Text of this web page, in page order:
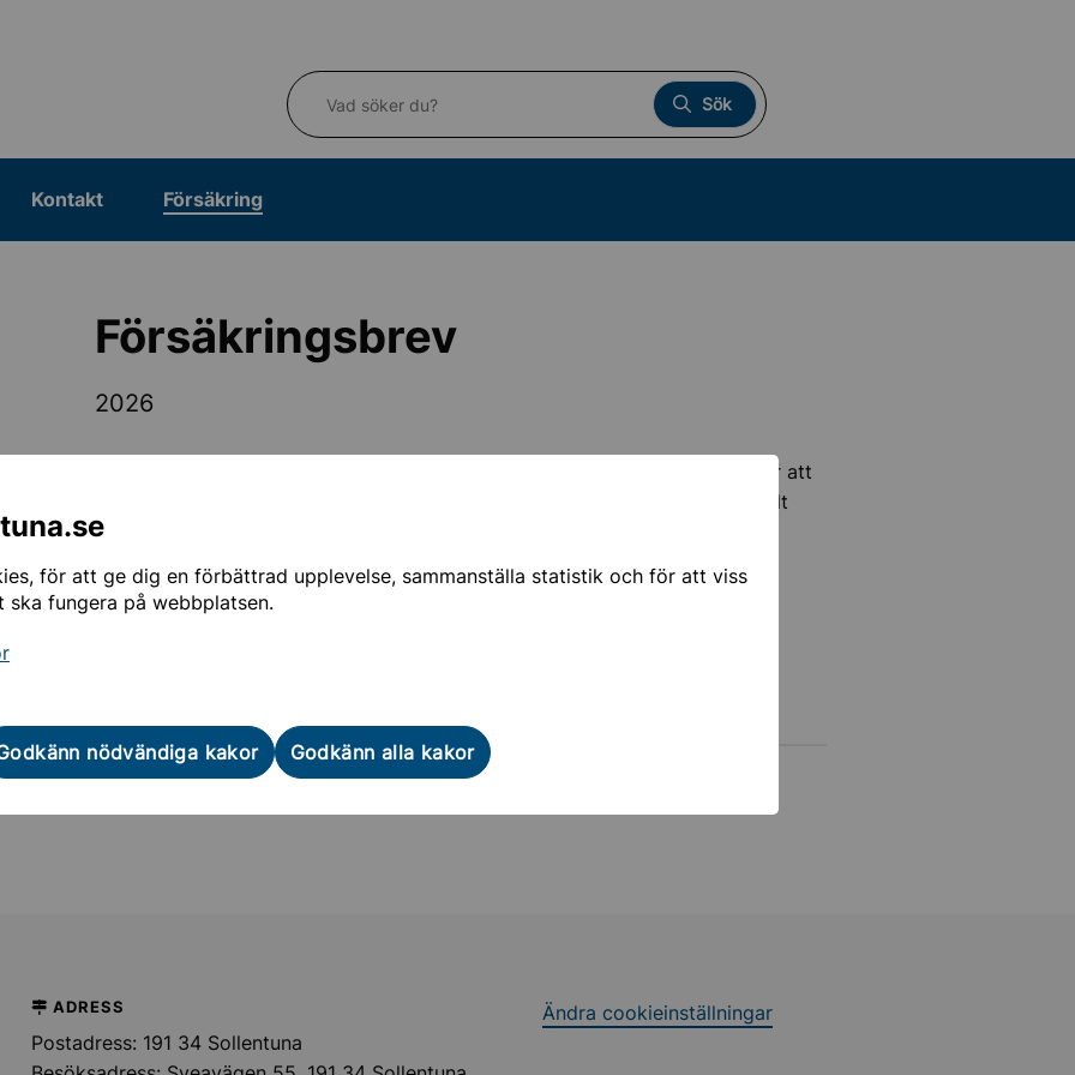
för att ge dig en förbättrad upplevelse, sammanställa statistik och för att viss
fungera på webbplatsen.
nödvändiga kakor Godkänn alla kakor
Vad söker du?
Sök
Kontakt Försäkring
Försäkringsbrev
2026
Länk direkt till hemsida både för information om försäkringen men även för att
underlätta för er vårdnadshavare och skadelidande att på ett lätt och enkelt
sätt kunna anmäla ett olycksfall till oss på SRF.
Stockholmsregionens Försäkring AB - Stockholmsregionens Försäkring AB
Hjälpte informationen på den här sidan dig?
ADRESS
Postadress: 191 34 Sollentuna
Ändra cookieinställningar